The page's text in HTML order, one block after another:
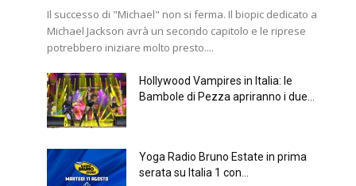
Il successo di "Michael" non si ferma. Il biopic dedicato a
Michael Jackson avrà un secondo capitolo e le riprese
potrebbero iniziare molto presto....
Hollywood Vampires in Italia: le
Bambole di Pezza apriranno i due...
Yoga Radio Bruno Estate in prima
serata su Italia 1 con...